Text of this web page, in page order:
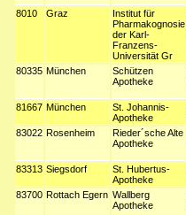
8010
Graz
Institut für
Pharmakognosie
der Karl-
Franzens-
Universität Gr
80335 München
Schützen
Apotheke
81667 München
St. Johannis-
Apotheke
83022 Rosenheim
Rieder´sche Alte
Apotheke
83313 Siegsdorf
St. Hubertus-
Apotheke
83700 Rottach Egern Wallberg
Apotheke